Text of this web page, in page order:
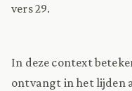
vers 29.
In deze context
ontvangt in het lijden